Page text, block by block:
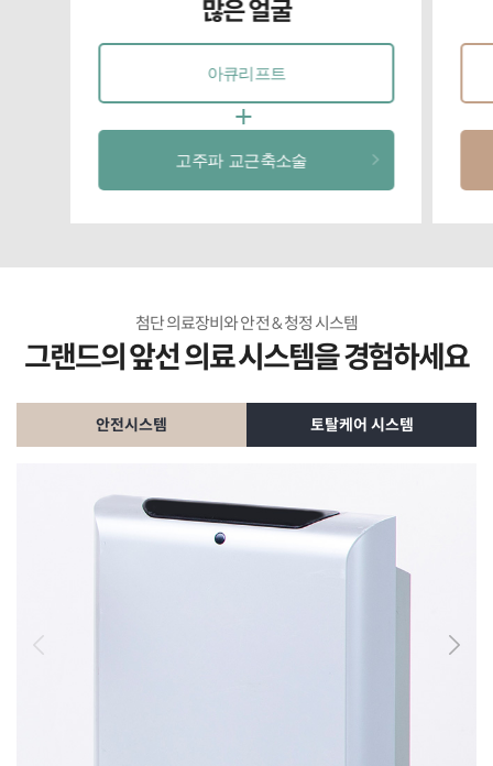
많은 얼굴
아큐리프트
고주파 교근축소술
첨단 의료장비와 안전 & 청정 시스템
그랜드의 앞선 의료 시스템을 경험하세요
안전시스템 토탈케어 시스템